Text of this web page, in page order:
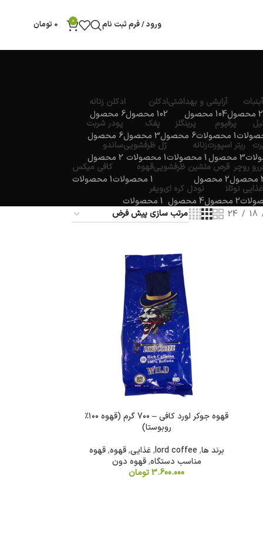
ورود / فرم ثبت نام 0
0 تومان
آبنبات
2 محصول
آرایشی و بهداشتی
104 محصول
ادکلن
102 محصول
ادکلن زنانه
6 محصول
پرفیوم
1 محصولات
پرینگلز
6 محصول
پفک
3 محصول
پودر شربت
6 محصول
ریتر اسپورت
3 محصول
زنانه
1 محصولات
ژل ظرفشویی
1 محصولات
ساندو
2 محصول
روچر قرص ملشین ظرفشویی
2 محصول
قهوه
1 محصولات
کافی میکس
1 محصولات
نوتلا
2 محصول
نودل کره ای
4 محصول
ویفر
1 محصولات
18
24
قهوه جوکر لورد کافی – 7۰۰ گرم (قهوه ۱۰۰٪
روبوستا)
برند ها,
lord coffee
,غذایی,قهوه,قهوه
مناسب دستگاه,قهوه دون
3.600.000 تومان